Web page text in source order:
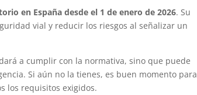
en España desde el 1 de enero de 2026. Su
vial y reducir los riesgos al señalizar un
a cumplir con la normativa, sino que puede
Si aún no la tienes, es buen momento para
los requisitos exigidos.